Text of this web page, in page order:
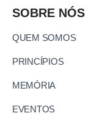
QUEM SOMOS